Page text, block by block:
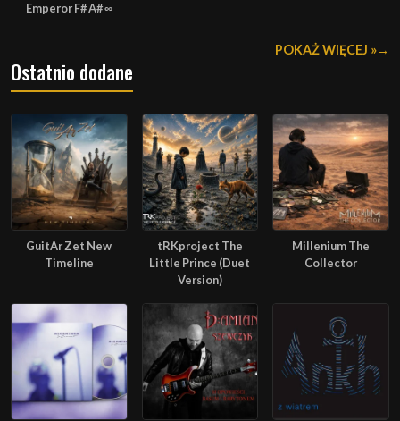
Emperor F# A# ∞
POKAŻ WIĘCEJ »
Ostatnio dodane
GuitAr Zet New
Timeline
tRKproject The
Little Prince (Duet
Version)
Millenium The
Collector